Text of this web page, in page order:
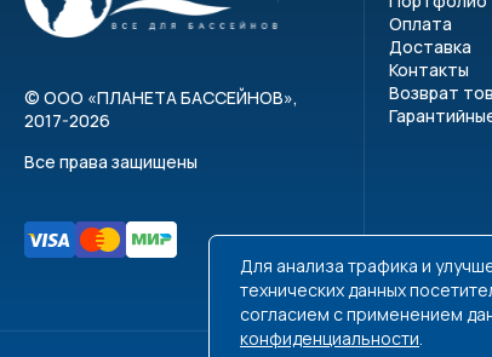
© ООО «ПЛАНЕТА БАССЕЙНОВ»,
2017-2026
Все права защищены
Оплата
Доставка
Контакты
Возврат
Для анализа трафика и
технических данных
согласием с применением
конфиденциальности.